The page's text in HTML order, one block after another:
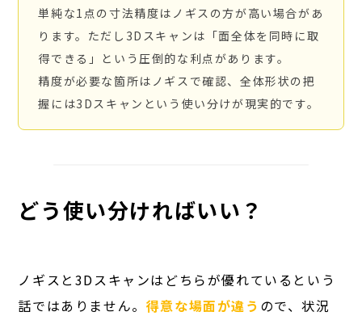
単純な1点の寸法精度はノギスの方が高い場合があ
ります。ただし3Dスキャンは「面全体を同時に取
得できる」という圧倒的な利点があります。
精度が必要な箇所はノギスで確認、全体形状の把
握には3Dスキャンという使い分けが現実的です。
どう使い分ければいい？
ノギスと3Dスキャンはどちらが優れているという
話ではありません。 得意な場面が違う ので、状況